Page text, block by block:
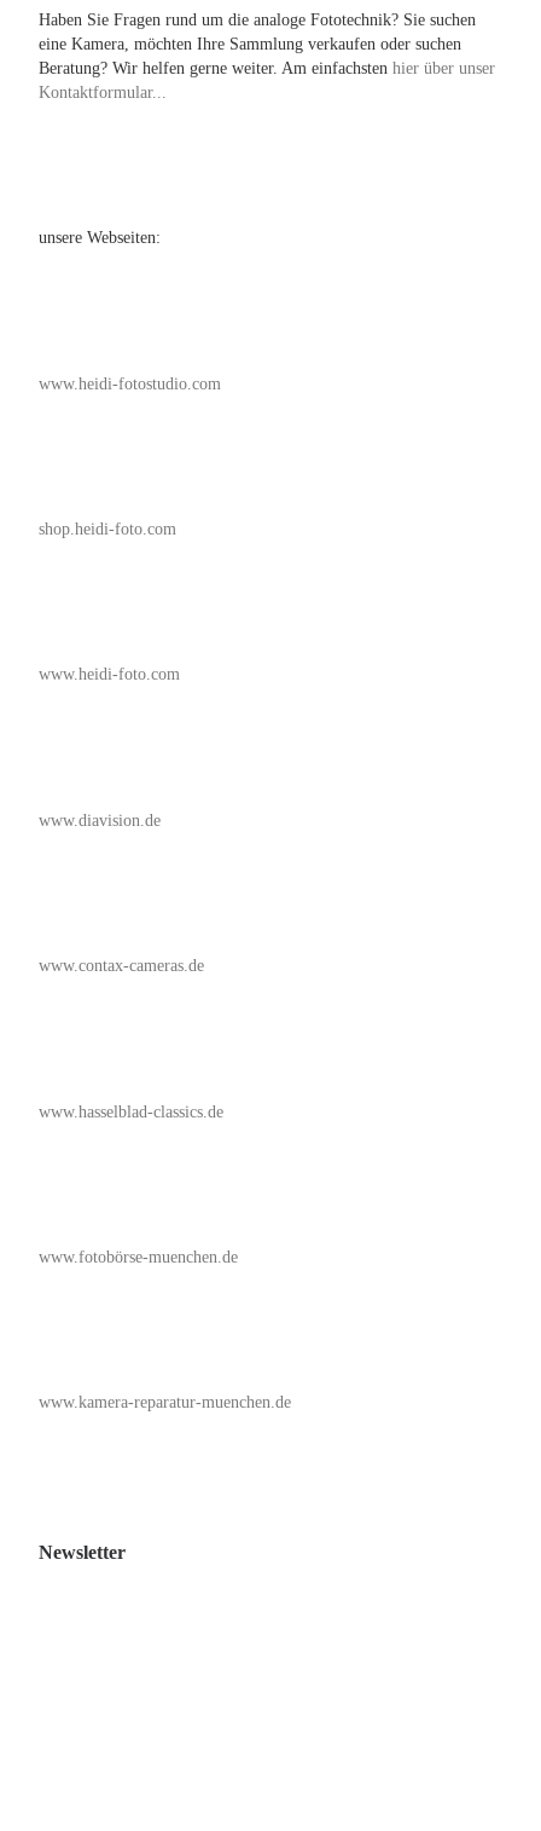
Haben Sie Fragen rund um die analoge Fototechnik? Sie suchen
eine Kamera, möchten Ihre Sammlung verkaufen oder suchen
Beratung? Wir helfen gerne weiter. Am einfachsten hier über unser
Kontaktformular...
unsere Webseiten:
www.heidi-fotostudio.com
shop.heidi-foto.com
www.heidi-foto.com
www.diavision.de
www.contax-cameras.de
www.hasselblad-classics.de
www.fotobörse-muenchen.de
www.kamera-reparatur-muenchen.de
Newsletter